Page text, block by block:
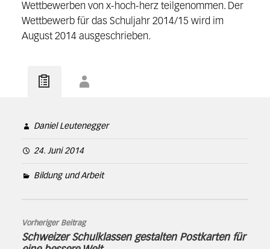
Wettbewerben von x-hoch-herz teilgenommen. Der
Wettbewerb für das Schuljahr 2014/15 wird im
August 2014 ausgeschrieben.
Daniel Leutenegger
24. Juni 2014
Bildung und Arbeit
Vorheriger Beitrag
Schweizer Schulklassen gestalten Postkarten für